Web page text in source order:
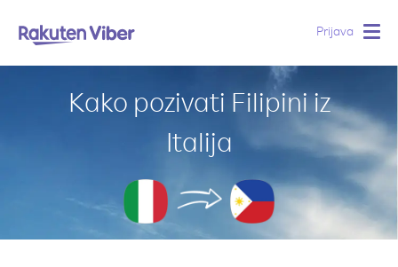
Prijava
Kako pozivati Filipini iz
Italija